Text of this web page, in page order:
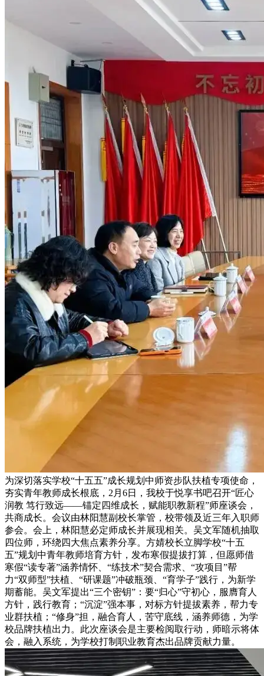
为深切落实学校“十五五”成长规划中师资步队扶植专项使命，
夯实青年教师成长根底，2月6日，我校于悦享书吧召开“匠心
润教 笃行致远——锚定四维成长，赋能职教新程”师座谈会，
共商成长。会议由林阳慧副校长掌管，校带领及近三年入职师
参会。会上，林阳慧必定师成长并展现相关。吴文军随机抽取
四位师，环绕四大焦点素养分享。方婧校长立脚学校“十五
五”规划中青年教师培育方针，发布寒假提拔打算，但愿师借
寒假“读专著”涵养情怀、“练技术”契合需求、“攻项目”帮
力“双师型”扶植、“研课题”冲破瓶颈、“育学子”践行，为新学
期蓄能。吴文军提出“三个密钥”：要“归心”守初心，服膺育人
方针，践行教育；“沉淀”强本事，对标方针提拔素养，帮力专
业群扶植；“修身”担，融合育人，苦守底线，涵养师德，为学
校品牌扶植出力。此次座谈会是主要检阅取行动，师暗示将体
会，融入系统，为学校打制职业教育杰出品牌贡献力量。